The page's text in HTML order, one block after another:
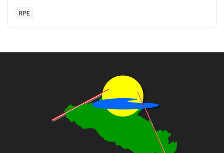
RPE